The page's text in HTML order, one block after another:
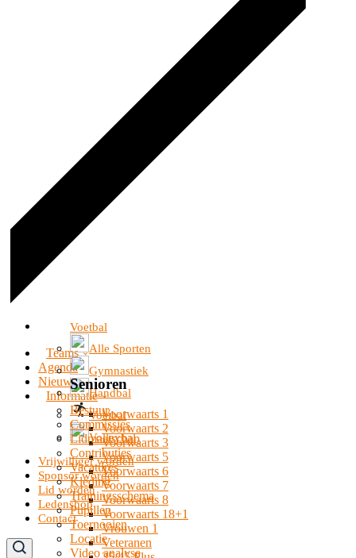
Voetbal
Alle Sporten
Gymnastiek
Handbal
Voetbal
Volleybal
Teams
Senioren
Voorwaarts 1
Voorwaarts 2
Voorwaarts 3
Voorwaarts 5
Voorwaarts 6
Voorwaarts 7
Voorwaarts 8
Voorwaarts 18+1
Vrouwen 1
Veteranen
Agenda
Nieuws
Informatie
Bestuur
Commissies
Lidmaatschap
Contributies
Vacatures
Kleding
Trainingsschema
Pupillen
Toernooien
Locatie
Video analyse
Vrijwilliger worden
Sponsor worden
Lid worden
Ledenshop
Contact